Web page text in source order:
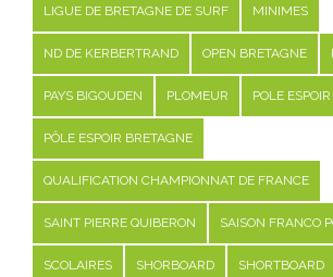
LIGUE DE BRETAGNE DE SURF MINIMES
ND DE KERBERTRAND OPEN BRETAGNE
PAYS BIGOUDEN PLOMEUR POLE ESPOIR
PÔLE ESPOIR BRETAGNE
QUALIFICATION CHAMPIONNAT DE FRANCE
SAINT PIERRE QUIBERON SAISON FRANCO
SCOLAIRES SHORBOARD SHORTBOARD